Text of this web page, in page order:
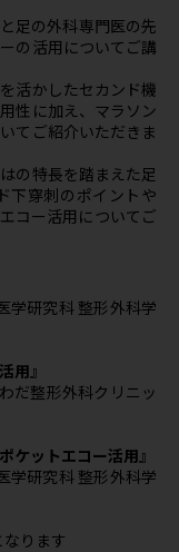
足の外科専門医の先
の活用についてご講
活かしたセカンド機
性に加え、マラソン
てご紹介いただきま
の特長を踏まえた足
下穿刺のポイントや
コー活用についてご
学研究科 整形外科学
用』
だ整形外科クリニッ
ケットエコー活用』
学研究科 整形外科学
ります